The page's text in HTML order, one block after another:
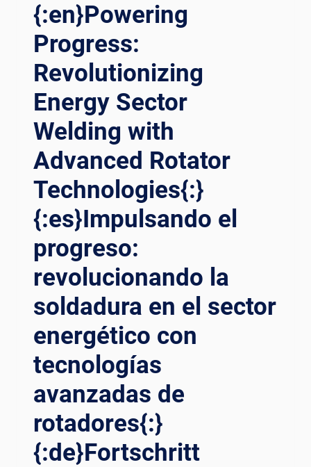
ROTATOR
{:ES}REVOLUCIONANDO
LA
SOLDADURA
DE
TORRES
EÓLICAS:
AVANCES
EN
TECNOLOGÍA
ROTORES
DE
SOLDADURA{:}
{:DE}REVOLUTIONIERUNG
DES
WINDTURMSCHWEISSENS: F
N D
ER S
CHWEISSROTATORTECHNOLOGIE{:}{:
FR}RÉVOLUTIONNER LE
SO
UDAGE DE
S TO
URS ÉO
LIENNES : PR
{:en}Powering
Progress:
Revolutionizing
Energy Sector
Welding with
Advanced Rotator
Technologies{:}
{:es}Impulsando el
progreso:
revolucionando la
soldadura en el sector
energético con
tecnologías
avanzadas de
rotadores{:}
{:de}Fortschritt